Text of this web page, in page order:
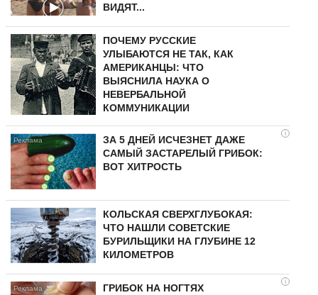
ВИДЯТ...
ПОЧЕМУ РУССКИЕ
УЛЫБАЮТСЯ НЕ ТАК, КАК
АМЕРИКАНЦЫ: ЧТО
ВЫЯСНИЛА НАУКА О
НЕВЕРБАЛЬНОЙ
КОММУНИКАЦИИ
i
ЗА 5 ДНЕЙ ИСЧЕЗНЕТ ДАЖЕ
САМЫЙ ЗАСТАРЕЛЫЙ ГРИБОК:
ВОТ ХИТРОСТЬ
КОЛЬСКАЯ СВЕРХГЛУБОКАЯ:
ЧТО НАШЛИ СОВЕТСКИЕ
БУРИЛЬЩИКИ НА ГЛУБИНЕ 12
КИЛОМЕТРОВ
i
ГРИБОК НА НОГТЯХ